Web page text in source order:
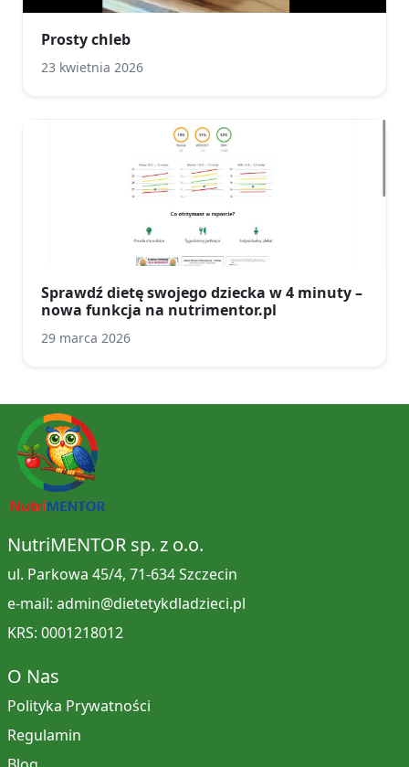
Prosty chleb
23 kwietnia 2026
Sprawdź dietę swojego dziecka w 4 minuty –
nowa funkcja na nutrimentor.pl
29 marca 2026
NutriMENTOR sp. z o.o.
ul. Parkowa 45/4, 71-634 Szczecin
e-mail: admin@dietetykdladzieci.pl
KRS: 0001218012
O Nas
Polityka Prywatności
Regulamin